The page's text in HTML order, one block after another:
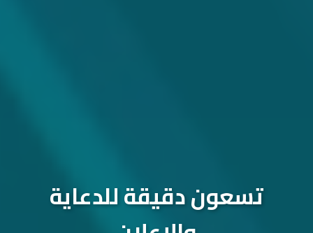
تسعون دقيقة للدعاية